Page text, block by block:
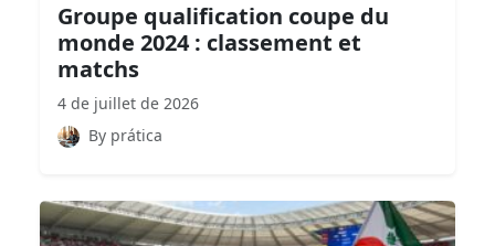
Groupe qualification coupe du
monde 2024 : classement et
matchs
4 de juillet de 2026
By prática